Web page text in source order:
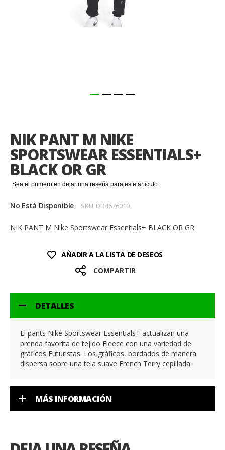
NIK PANT M NIKE
SPORTSWEAR ESSENTIALS+
BLACK OR GR
Sea el primero en dejar una reseña para este artículo
No Está Disponible SKU DD4676010
NIK PANT M Nike Sportswear Essentials+ BLACK OR GR
AÑADIR A LA LISTA DE DESEOS
COMPARTIR
de
la
galería
de
imágenes
DETALLES
El pants Nike Sportswear Essentials+ actualizan una
prenda favorita de tejido Fleece con una variedad de
gráficos Futuristas. Los gráficos, bordados de manera
dispersa sobre una tela suave French Terry cepillada
MÁS INFORMACIÓN